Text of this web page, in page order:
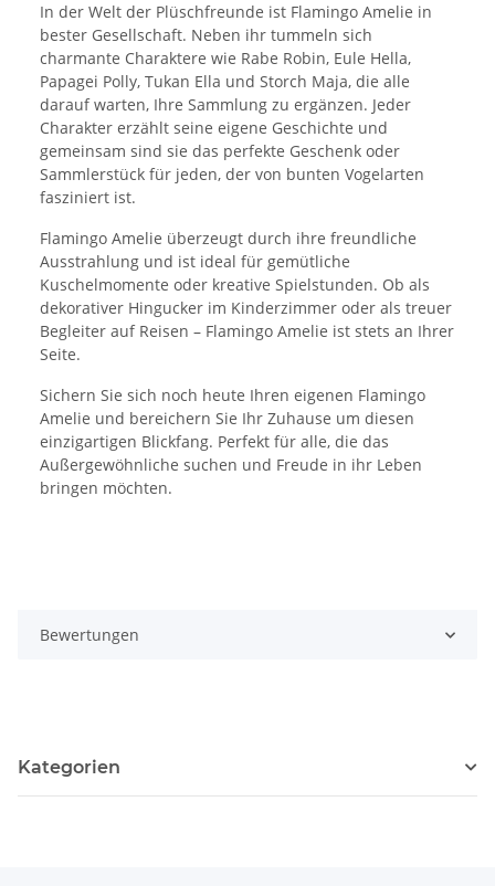
In der Welt der Plüschfreunde ist Flamingo Amelie in
bester Gesellschaft. Neben ihr tummeln sich
charmante Charaktere wie Rabe Robin, Eule Hella,
Papagei Polly, Tukan Ella und Storch Maja, die alle
darauf warten, Ihre Sammlung zu ergänzen. Jeder
Charakter erzählt seine eigene Geschichte und
gemeinsam sind sie das perfekte Geschenk oder
Sammlerstück für jeden, der von bunten Vogelarten
fasziniert ist.
Flamingo Amelie überzeugt durch ihre freundliche
Ausstrahlung und ist ideal für gemütliche
Kuschelmomente oder kreative Spielstunden. Ob als
dekorativer Hingucker im Kinderzimmer oder als treuer
Begleiter auf Reisen – Flamingo Amelie ist stets an Ihrer
Seite.
Sichern Sie sich noch heute Ihren eigenen Flamingo
Amelie und bereichern Sie Ihr Zuhause um diesen
einzigartigen Blickfang. Perfekt für alle, die das
Außergewöhnliche suchen und Freude in ihr Leben
bringen möchten.
Bewertungen
Kategorien